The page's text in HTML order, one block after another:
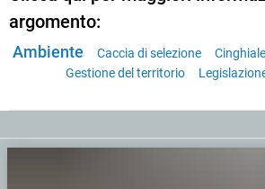
argomento:
Ambiente Caccia di selezione Cinghiale
Gestione del territorio